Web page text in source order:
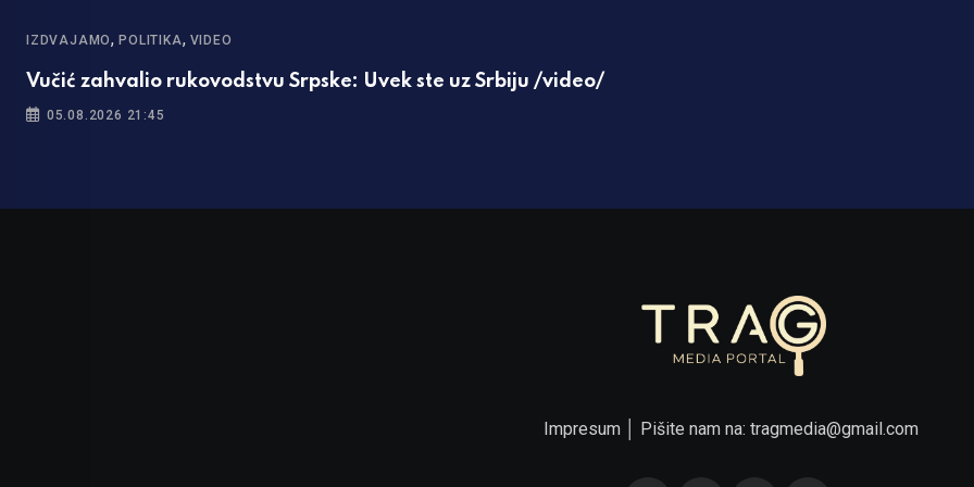
IZDVAJAMO,POLITIKA, VIDEO
Vučić zahvalio rukovodstvu Srpske: Uvek ste uz Srbiju /video/
05.08.2026 21:45
Impresum│ Pišite nam na: tragmedia@gmail.com